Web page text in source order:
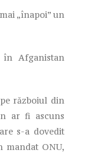
„înapoi” un
în Afganistan
războiul din
ar fi ascuns
s-a dovedit
mandat ONU,